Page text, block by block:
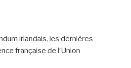
irlandais, les dernières
française de l’Union